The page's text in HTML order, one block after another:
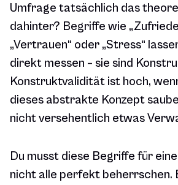
Umfrage tatsächlich das
dahinter? Begriffe wie
„Vertrauen“ oder „Stress“
direkt messen – sie sind
Konstruktvalidität ist hoch,
dieses abstrakte Konzept
nicht versehentlich etwas
Du musst diese Begriffe für
nicht alle perfekt beherrschen.